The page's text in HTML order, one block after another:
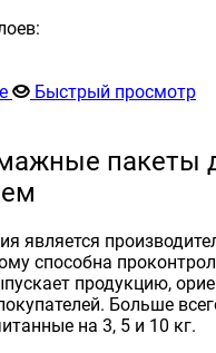
Быстрый просмотр
пакеты
является
способна
продукцию,
Больше
на 3, 5 и 10 кг.